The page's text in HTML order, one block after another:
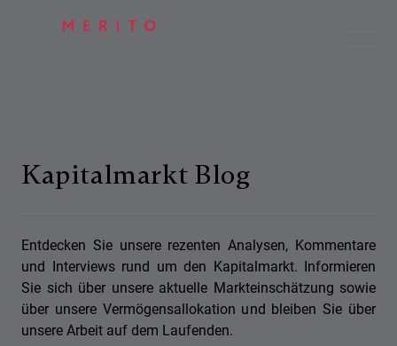
Kapitalmarkt Blog
Entdecken Sie unsere rezenten Analysen, Kommentare
und Interviews rund um den Kapitalmarkt. Informieren
Sie sich über unsere aktuelle Markteinschätzung sowie
über unsere Vermögensallokation und bleiben Sie über
unsere Arbeit auf dem Laufenden.